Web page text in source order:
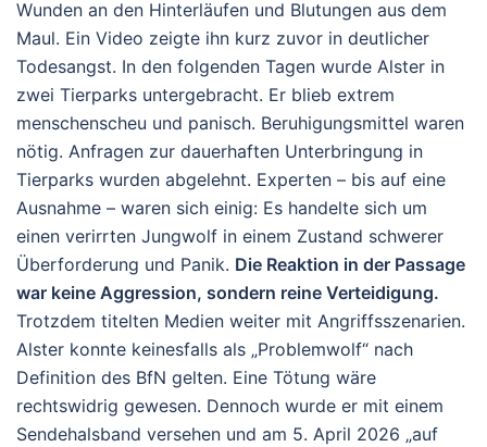
Wunden an den Hinterläufen und Blutungen aus dem
Maul. Ein Video zeigte ihn kurz zuvor in deutlicher
Todesangst. In den folgenden Tagen wurde Alster in
zwei Tierparks untergebracht. Er blieb extrem
menschenscheu und panisch. Beruhigungsmittel waren
nötig. Anfragen zur dauerhaften Unterbringung in
Tierparks wurden abgelehnt. Experten – bis auf eine
Ausnahme – waren sich einig: Es handelte sich um
einen verirrten Jungwolf in einem Zustand schwerer
Überforderung und Panik. Die Reaktion in der Passage
war keine Aggression, sondern reine Verteidigung.
Trotzdem titelten Medien weiter mit Angriffsszenarien.
Alster konnte keinesfalls als „Problemwolf“ nach
Definition des BfN gelten. Eine Tötung wäre
rechtswidrig gewesen. Dennoch wurde er mit einem
Sendehalsband versehen und am 5. April 2026 „auf